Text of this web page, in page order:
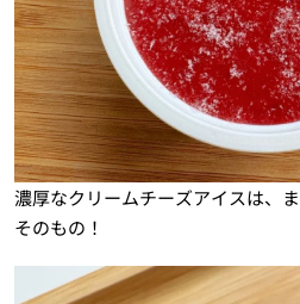
濃厚なクリームチーズアイスは、
そのもの！